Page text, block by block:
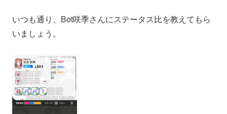
いつも通り、Bot咲季さんにステータス比を教えてもら
いましょう。